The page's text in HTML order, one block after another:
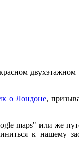
двухэтажном
о Лондоне,
maps" или же
к нашему